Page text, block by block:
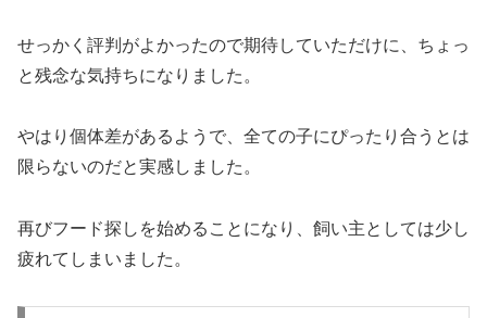
せっかく評判がよかったので期待していただけに、ちょっ
と残念な気持ちになりました。
やはり個体差があるようで、全ての子にぴったり合うとは
限らないのだと実感しました。
再びフード探しを始めることになり、飼い主としては少し
疲れてしまいました。